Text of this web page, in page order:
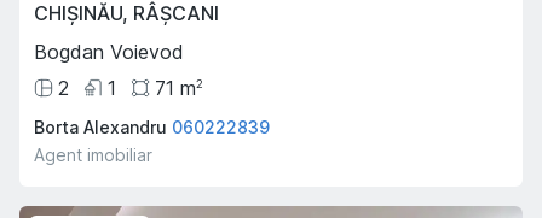
CHIȘINĂU, RÂȘCANI
Bogdan Voievod
2
1 71 m2
Borta Alexandru 060222839
Agent imobiliar